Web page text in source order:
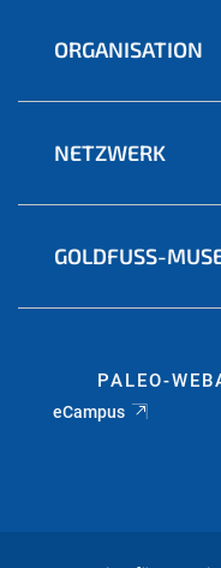
ORGANISATION
NETZWERK
GOLDFUSS-
PALEO-
eCampus